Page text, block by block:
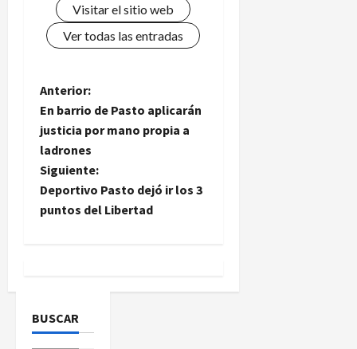
Visitar el sitio web
Ver todas las entradas
N
a
v
e
i
Anterior:
En barrio de Pasto aplicarán
justicia por mano propia a
ladrones
Siguiente:
Deportivo Pasto dejó ir los 3
puntos del Libertad
BUSCAR